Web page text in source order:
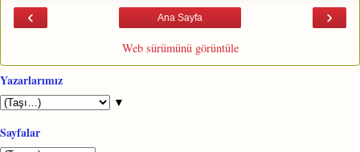
‹ ›
Ana Sayfa
Web sürümünü görüntüle
Yazarlarımız
▼
Sayfalar